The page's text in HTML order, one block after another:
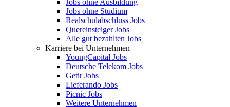
Jobs ohne Ausbildung
Jobs ohne Studium
Realschulabschluss Jobs
Quereinsteiger Jobs
Alle gut bezahlten Jobs
Karriere bei Unternehmen
YoungCapital Jobs
Deutsche Telekom Jobs
Getir Jobs
Lieferando Jobs
Picnic Jobs
Weitere Unternehmen